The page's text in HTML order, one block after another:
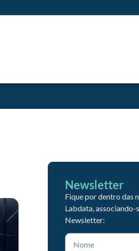
Newsletter
Fique por dentro das
Labdata, associando-
Newsletter: